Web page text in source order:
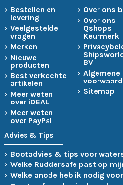
Bestellen en
levering
Veelgestelde
vragen
Merken
Nieuwe
producten
Best verkochte
artikelen
Meer weten
over iDEAL
Meer weten
over PayPal
Over ons
Over ons
Qshops
Keurmerk
BV
Algemene
Sitemap
Advies & Tips
Bootadvies & tips voor
Welke Ruddersafe past op
Welke anode heb ik nodig